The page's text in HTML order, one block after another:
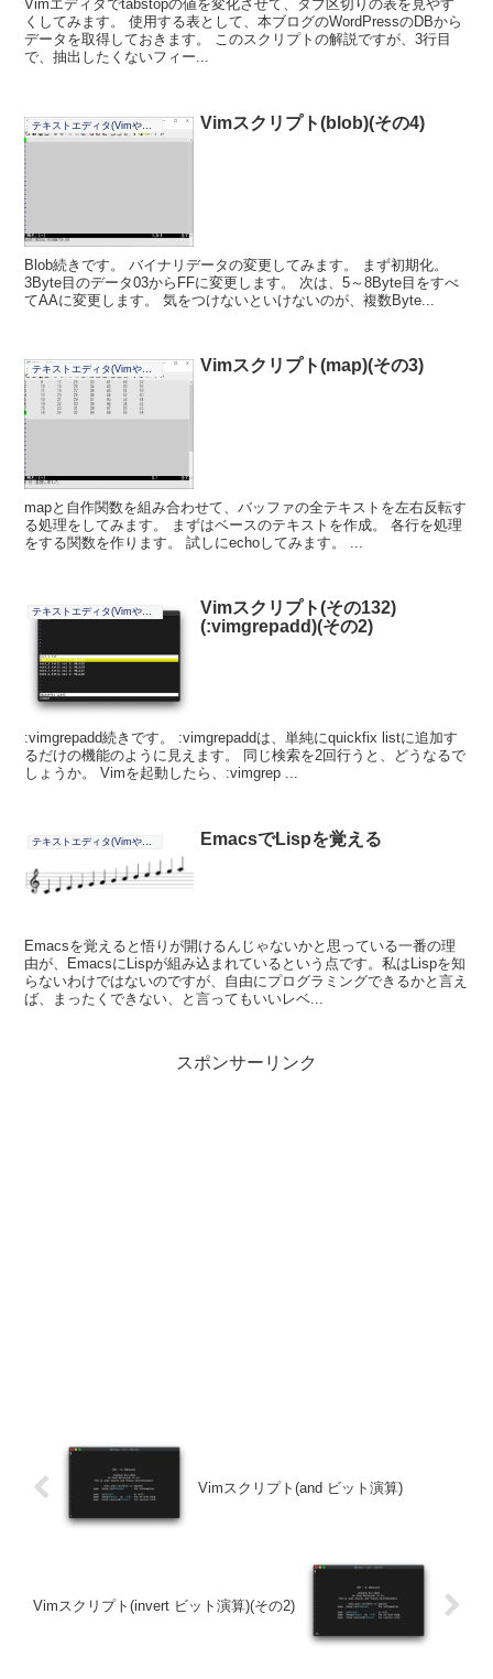
Vimエディタでtabstopの値を変化させて、タブ区切りの表を見やす
くしてみます。 使用する表として、本ブログのWordPressのDBから
データを取得しておきます。 このスクリプトの解説ですが、3行目
で、抽出したくないフィー...
テキストエディタ(Vimやその他) Vimスクリプト(blob)(その4)
Blob続きです。 バイナリデータの変更してみます。 まず初期化。
3Byte目のデータ03からFFに変更します。 次は、5～8Byte目をすべ
てAAに変更します。 気をつけないといけないのが、複数Byte...
テキストエディタ(Vimやその他) Vimスクリプト(map)(その3)
mapと自作関数を組み合わせて、バッファの全テキストを左右反転す
る処理をしてみます。 まずはベースのテキストを作成。 各行を処理
をする関数を作ります。 試しにechoしてみます。 ...
テキストエディタ(Vimやその他)
Vimスクリプト(その132)
(:vimgrepadd)(その2)
:vimgrepadd続きです。 :vimgrepaddは、単純にquickfix listに追加す
るだけの機能のように見えます。 同じ検索を2回行うと、どうなるで
しょうか。 Vimを起動したら、:vimgrep ...
テキストエディタ(Vimやその他) EmacsでLispを覚える
Emacsを覚えると悟りが開けるんじゃないかと思っている一番の理
由が、EmacsにLispが組み込まれているという点です。私はLispを知
らないわけではないのですが、自由にプログラミングできるかと言え
ば、まったくできない、と言ってもいいレベ...
スポンサーリンク
Vimスクリプト(and ビット演算)
Vimスクリプト(invert ビット演算)(その2)